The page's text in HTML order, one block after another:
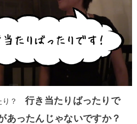
り？行き当たりばったりで
あったんじゃないですか？